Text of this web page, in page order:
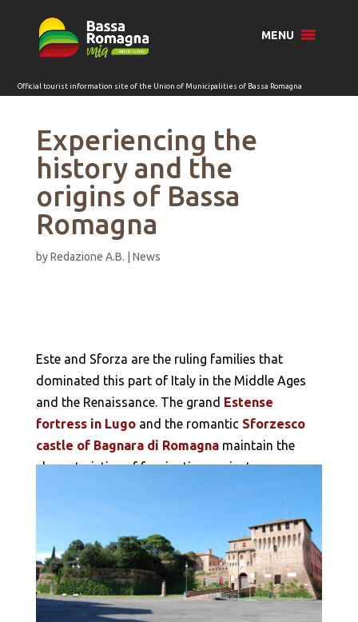
MENU
Experiencing the
history and the
origins of Bassa
Romagna
byRedazione A.B. News
Este and Sforza are the ruling families that
dominated this part of Italy in the Middle Ages
and the Renaissance. The grand Estense
fortress in Lugoand the romantic Sforzesco
castle of Bagnara di Romagnamaintain the
characteristics of fascinating ancient